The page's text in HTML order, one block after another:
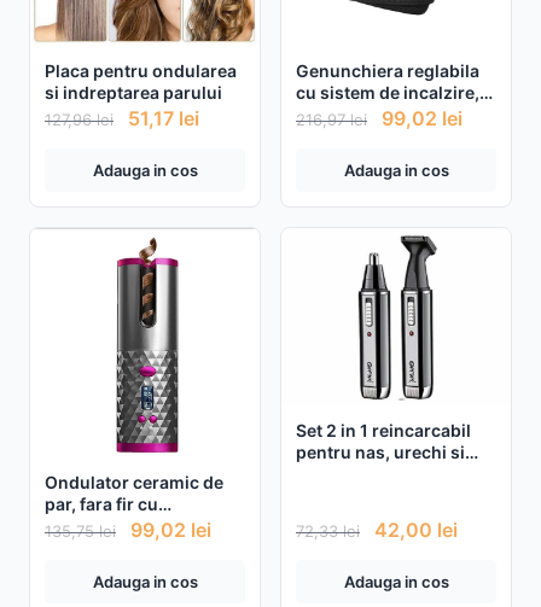
Placa pentru ondularea
si indreptarea parului
127,96lei 51,17 lei
Adauga in cos
Genunchiera reglabila
cu sistem de incalzire,
marime universala,
alimentare USB, Negru
216,97lei 99,02 lei
Adauga in cos
Ondulator ceramic de
par, fara fir cu
acumulator 2500mAh
135,75lei 99,02 lei
Adauga in cos
Set 2 in 1 reincarcabil
pentru nas, urechi si
72,33lei 42,00 lei
Adauga in cos